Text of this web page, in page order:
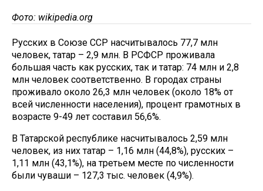
Фото: wikipedia.org
Русских в Союзе ССР насчитывалось 77,7 млн
человек, татар – 2,9 млн. В РСФСР проживала
большая часть как русских, так и татар: 74 млн и 2,8
млн человек соответственно. В городах страны
проживало около 26,3 млн человек (около 18% от
всей численности населения), процент грамотных в
возрасте 9-49 лет составил 56,6%.
В Татарской республике насчитывалось 2,59 млн
человек, из них татар – 1,16 млн (44,8%), русских –
1,11 млн (43,1%), на третьем месте по численности
были чуваши – 127,3 тыс. человек (4,9%).